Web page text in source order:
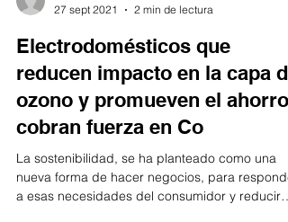
27 sept 2021
2 min de lectura
Electrodomésticos que
reducen impacto en la capa de
ozono y promueven el ahorro,
cobran fuerza en Co
La sostenibilidad, se ha planteado como una
nueva forma de hacer negocios, para
a esas necesidades del consumidor y reducir